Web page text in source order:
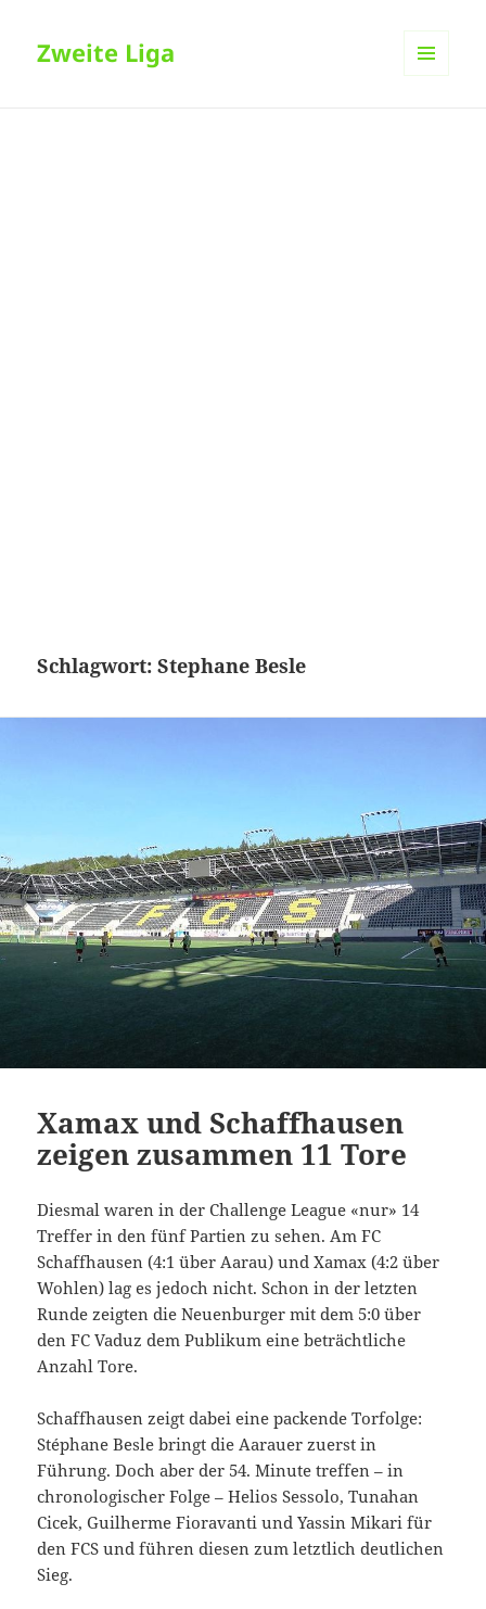
Zweite Liga
Schlagwort:Stephane Besle
Xamax und Schaffhausen
zeigen zusammen 11 Tore
Diesmal waren in der Challenge League «nur» 14
Treffer in den fünf Partien zu sehen. Am FC
Schaffhausen (4:1 über Aarau) und Xamax (4:2 über
Wohlen) lag es jedoch nicht. Schon in der letzten
Runde zeigten die Neuenburger mit dem 5:0 über
den FC Vaduz dem Publikum eine beträchtliche
Anzahl Tore.
Schaffhausen zeigt dabei eine packende Torfolge:
Stéphane Besle bringt die Aarauer zuerst in
Führung. Doch aber der 54. Minute treffen – in
chronologischer Folge – Helios Sessolo, Tunahan
Cicek, Guilherme Fioravanti und Yassin Mikari für
den FCS und führen diesen zum letztlich deutlichen
Sieg.